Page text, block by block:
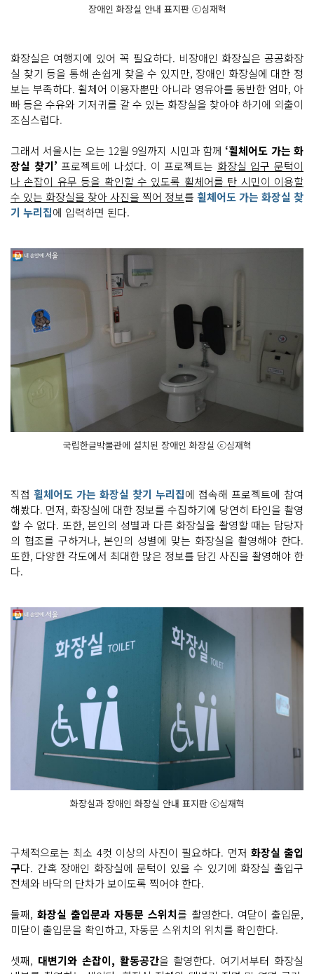
장애인 화장실 안내 표지판 ⓒ심재혁
화장실은 여행지에 있어 꼭 필요하다. 비장애인 화장실은 공공화장
실 찾기 등을 통해 손쉽게 찾을 수 있지만, 장애인 화장실에 대한 정
보는 부족하다. 휠체어 이용자뿐만 아니라 영유아를 동반한 엄마, 아
빠 등은 수유와 기저귀를 갈 수 있는 화장실을 찾아야 하기에 외출이
조심스럽다.
그래서 서울시는 오는 12월 9일까지 시민과 함께 ‘휠체어도 가는 화
장실 찾기’ 프로젝트에 나섰다. 이 프로젝트는 화장실 입구 문턱이
나 손잡이 유무 등을 확인할 수 있도록 휠체어를 탄 시민이 이용할
수 있는 화장실을 찾아 사진을 찍어 정보를 휠체어도 가는 화장실 찾
기 누리집에 입력하면 된다.
국립한글박물관에 설치된 장애인 화장실 ⓒ심재혁
직접 휠체어도 가는 화장실 찾기 누리집에 접속해 프로젝트에 참여
해봤다. 먼저, 화장실에 대한 정보를 수집하기에 당연히 타인을 촬영
할 수 없다. 또한, 본인의 성별과 다른 화장실을 촬영할 때는 담당자
의 협조를 구하거나, 본인의 성별에 맞는 화장실을 촬영해야 한다.
또한, 다양한 각도에서 최대한 많은 정보를 담긴 사진을 촬영해야 한
다.
화장실과 장애인 화장실 안내 표지판 ⓒ심재혁
구체적으로는 최소 4컷 이상의 사진이 필요하다. 먼저 화장실 출입
구다. 간혹 장애인 화장실에 문턱이 있을 수 있기에 화장실 출입구
전체와 바닥의 단차가 보이도록 찍어야 한다.
둘째, 화장실 출입문과 자동문 스위치를 촬영한다. 여닫이 출입문,
미닫이 출입문을 확인하고, 자동문 스위치의 위치를 확인한다.
셋째, 대변기와 손잡이, 활동공간을 촬영한다. 여기서부터 화장실